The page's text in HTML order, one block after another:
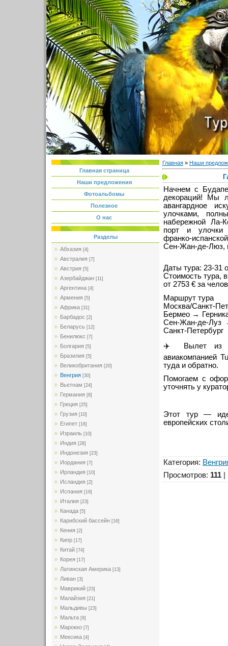
Главная страница
Наши предложения
Фотоальбомы
Полезное
О нас
Разделы
Абхазия [4]
Австралия [7]
Австрия [5]
Азербайджан [11]
Аргентина [4]
Армения [5]
Африка [31]
Барбадос [2]
Беларусь [12]
Бенилюкс [7]
Болгария [5]
Бразилия [5]
Великобритания [20]
Венгрия [30]
Вьетнам [24]
Германия [8]
Греция [25]
Грузия [10]
Египет [16]
Израиль [10]
Индия [28]
Индонезия [23]
Иордания [7]
Ирландия [10]
Исландия [2]
Испания [19]
Италия [23]
Канада [5]
Карибский бассейн [16]
Кения [2]
Кипр [17]
Китай [74]
Корея [17]
Латинская Америка [13]
Ливан [3]
Маврикий [23]
Малайзия [21]
Мальдивы [23]
Мальта [9]
Марокко [7]
Мексика [4]
Главная » Наши
Начнем с
декораций! Мы
авангардное
улочками,
набережной
порт и улочки
Сен‑Жан‑де‑Люз,
Даты тура: 23-31
Стоимость тура,
от 2753 € за
Маршрут тура⁣⁣
Москва/Санкт-
Бермео →
Сен-Жан-де-
Санкт-Петербург
✈️ Вылет из
авиакомпанией
туда и обратно.
Помогаем с
уточнять у
Этот тур —
европейских
Категория:
Просмотров: 111